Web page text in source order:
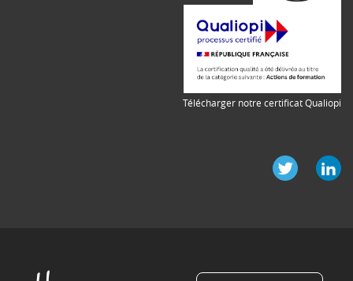
Télécharger notre certificat Qualiopi